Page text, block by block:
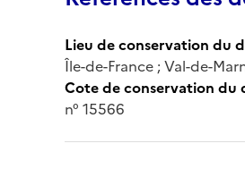
Lieu de conservation du
Île-de-France ; Val-de-
Cote de conservation
n° 15566